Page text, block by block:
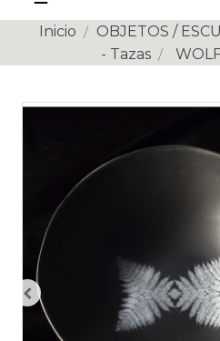
de
palanca
Inicio OBJETOS /
- Tazas